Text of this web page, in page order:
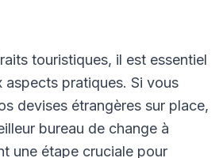
touristiques, il est essentiel
aspects pratiques. Si vous
devises étrangères sur place,
bureau de change à
une étape cruciale pour